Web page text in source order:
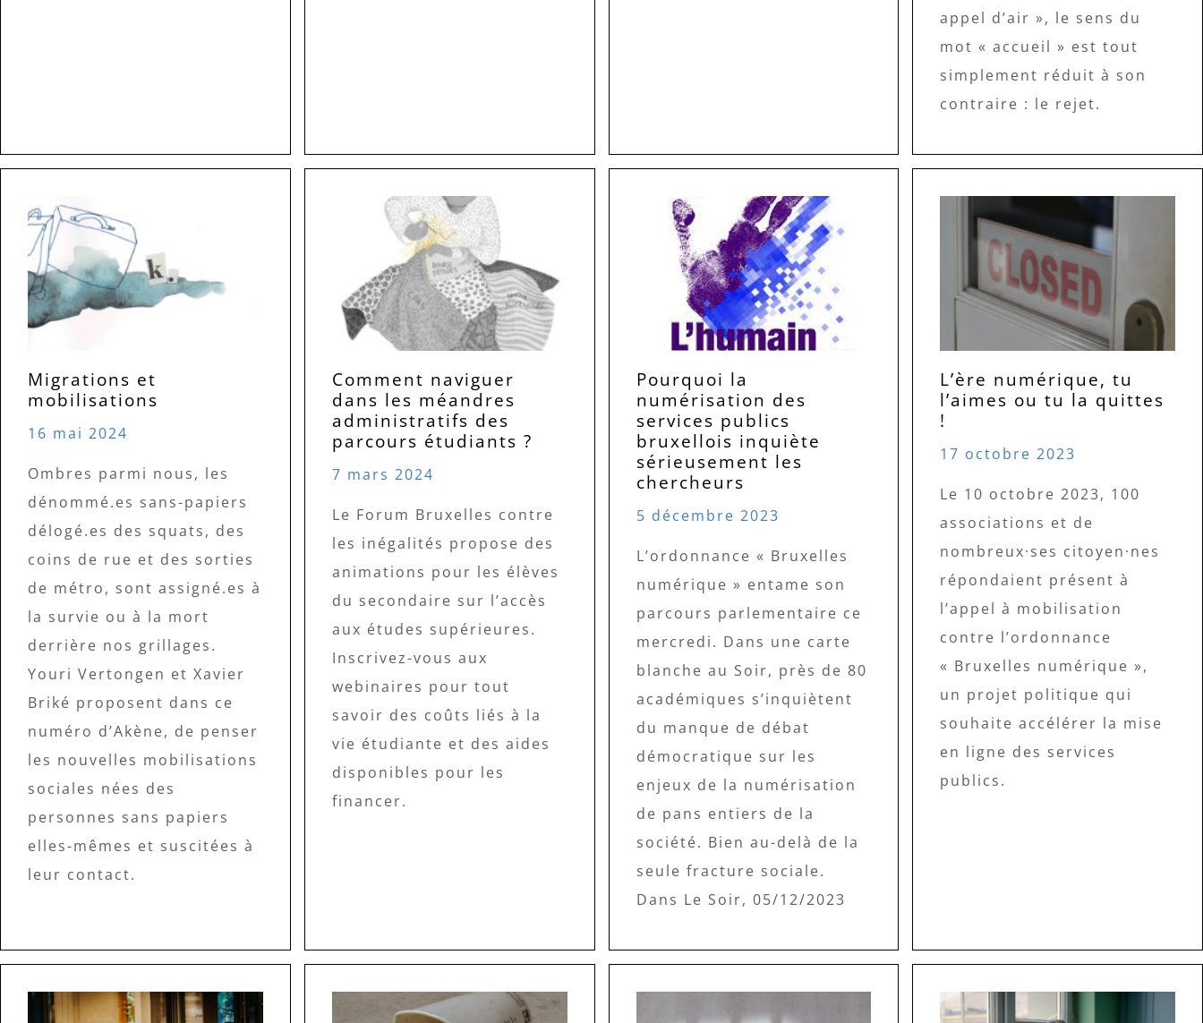
appel d’air », le sens du
mot « accueil » est tout
simplement réduit à son
contraire : le rejet.
Migrations et
mobilisations
16 mai 2024
Ombres parmi nous, les
dénommé.es sans-papiers
délogé.es des squats, des
coins de rue et des sorties
de métro, sont assigné.es à
la survie ou à la mort
derrière nos grillages.
Youri Vertongen et Xavier
Briké proposent dans ce
numéro d’Akène, de penser
les nouvelles mobilisations
sociales nées des
personnes sans papiers
elles-mêmes et suscitées à
leur contact.
Comment naviguer
dans les méandres
administratifs des
parcours étudiants ?
7 mars 2024
Le Forum Bruxelles contre
les inégalités propose des
animations pour les élèves
du secondaire sur l’accès
aux études supérieures.
Inscrivez-vous aux
webinaires pour tout
savoir des coûts liés à la
vie étudiante et des aides
disponibles pour les
financer.
Pourquoi la
numérisation des
services publics
bruxellois inquiète
sérieusement les
chercheurs
5 décembre 2023
L’ordonnance « Bruxelles
numérique » entame son
parcours parlementaire ce
mercredi. Dans une carte
blanche au Soir, près de 80
académiques s’inquiètent
du manque de débat
démocratique sur les
enjeux de la numérisation
de pans entiers de la
société. Bien au-delà de la
seule fracture sociale.
Dans Le Soir, 05/12/2023
L’ère numérique, tu
l’aimes ou tu la quittes
!
17 octobre 2023
Le 10 octobre 2023, 100
associations et de
nombreux·ses citoyen·nes
répondaient présent à
l’appel à mobilisation
contre l’ordonnance
« Bruxelles numérique »,
un projet politique qui
souhaite accélérer la mise
en ligne des services
publics.